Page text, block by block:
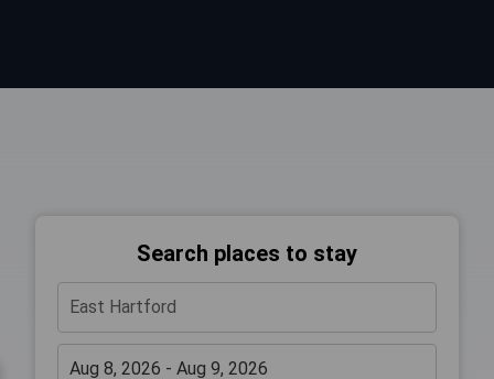
Search places to stay